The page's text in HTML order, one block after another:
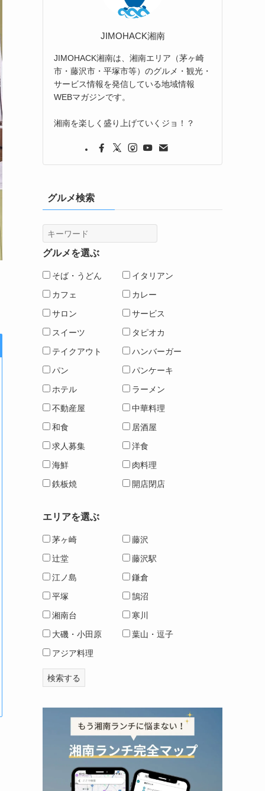
JIMOHACK湘南
JIMOHACK湘南は、湘南エリア（茅ヶ崎
市・藤沢市・平塚市等）のグルメ・観光・
サービス情報を発信している地域情報
WEBマガジンです。
湘南を楽しく盛り上げていくジョ！？
グルメ検索
グルメを選ぶ
そば・うどん
イタリアン
カフェ
カレー
サロン
サービス
スイーツ
タピオカ
テイクアウト
ハンバーガー
パン
パンケーキ
ホテル
ラーメン
不動産屋
中華料理
和食
居酒屋
求人募集
洋食
海鮮
肉料理
鉄板焼
開店閉店
エリアを選ぶ
茅ヶ崎
藤沢
辻堂
藤沢駅
江ノ島
鎌倉
平塚
鵠沼
湘南台
寒川
大磯・小田原
葉山・逗子
アジア料理